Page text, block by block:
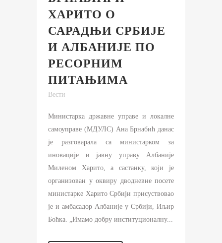
ХАРИТО О
САРАДЊИ СРБИЈЕ
И АЛБАНИЈЕ ПО
РЕСОРНИМ
ПИТАЊИМА
Вести
Министарка државне управе и локалне
самоуправе (МДУЛС) Ана Брнабић данас
је разговарала са министарком за
иновације и јавну управу Албаније
Миленом Харито, а састанку, који је
организован у оквиру дводневне посете
министарке Харито Србији присуствовао
је и амбасадор Албаније у Србији, Иљир
Боћка. „Имамо добру институционалну...